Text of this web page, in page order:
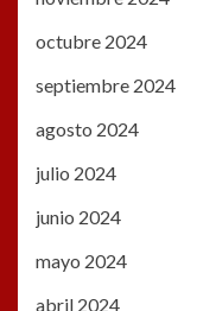
octubre 2024
septiembre 2024
agosto 2024
julio 2024
junio 2024
mayo 2024
abril 2024